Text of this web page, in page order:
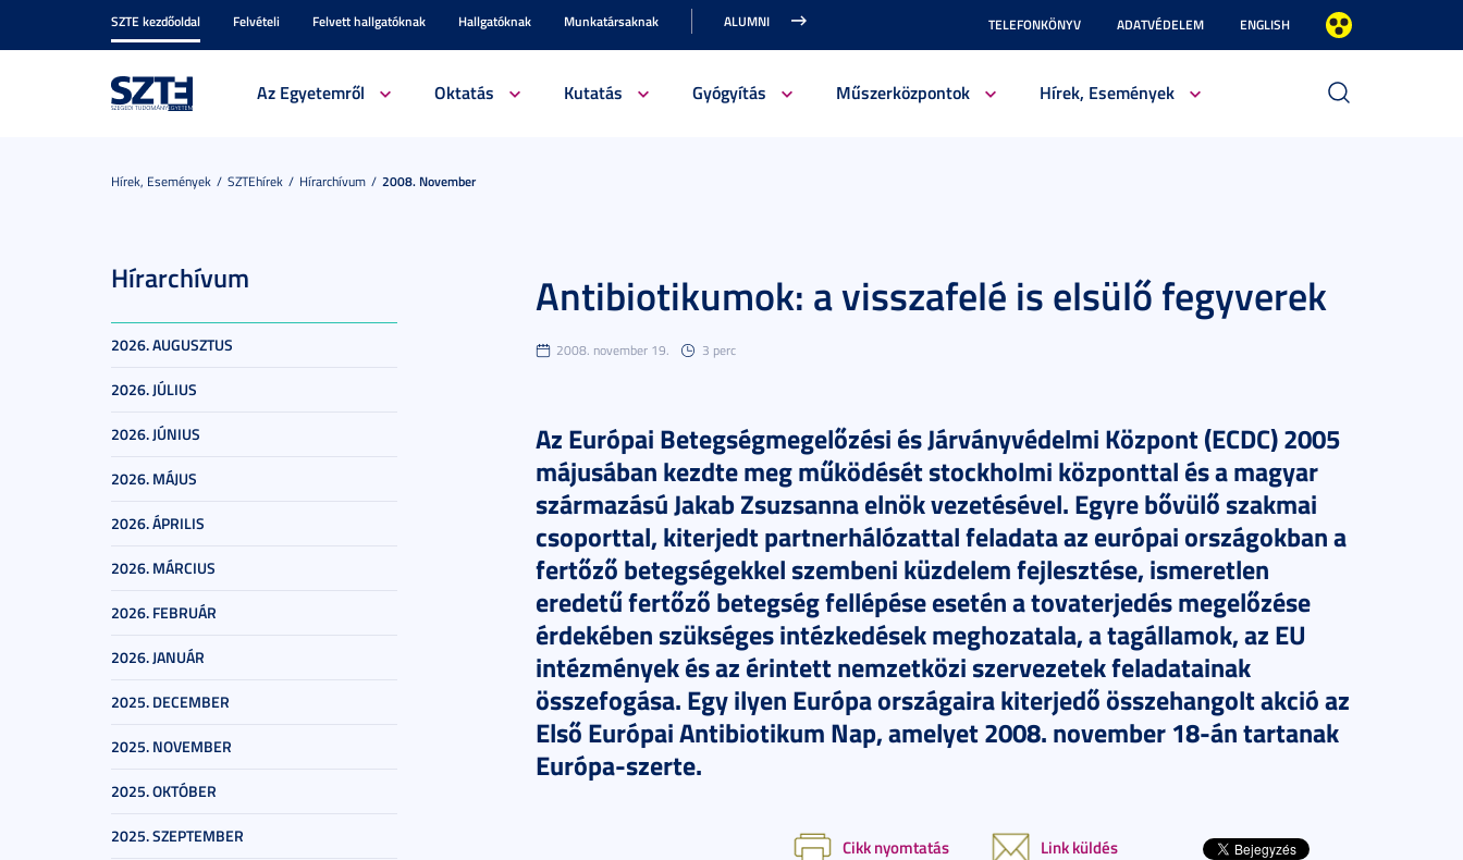
SZTE kezdőoldal Felvételi Felvett hallgatóknak Hallgatóknak Munkatársaknak ALUMNI TELEFONKÖNYV ADATVÉDELEM ENGLISH
Az Egyetemről Oktatás Kutatás Gyógyítás Műszerközpontok Hírek, Események
Hírek, Események SZTEhírek Hírarchívum 2008. November
Hírarchívum
2026. AUGUSZTUS
2026. JÚLIUS
2026. JÚNIUS
2026. MÁJUS
2026. ÁPRILIS
2026. MÁRCIUS
2026. FEBRUÁR
2026. JANUÁR
2025. DECEMBER
2025. NOVEMBER
2025. OKTÓBER
2025. SZEPTEMBER
Antibiotikumok: a visszafelé is elsülő fegyverek
2008. november 19. 3 perc
Az Európai Betegségmegelőzési és Járványvédelmi Központ (ECDC) 2005
májusában kezdte meg működését stockholmi központtal és a magyar
származású Jakab Zsuzsanna elnök vezetésével. Egyre bővülő szakmai
csoporttal, kiterjedt partnerhálózattal feladata az európai országokban a
fertőző betegségekkel szembeni küzdelem fejlesztése, ismeretlen
eredetű fertőző betegség fellépése esetén a tovaterjedés megelőzése
érdekében szükséges intézkedések meghozatala, a tagállamok, az EU
intézmények és az érintett nemzetközi szervezetek feladatainak
összefogása. Egy ilyen Európa országaira kiterjedő összehangolt akció az
Első Európai Antibiotikum Nap, amelyet 2008. november 18-án tartanak
Európa-szerte.
Cikk nyomtatás Link küldés